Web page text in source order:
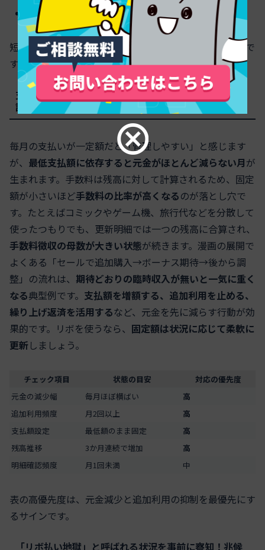
明細の更新で元金減少の遅さを必ず確認する
短期での快適さより、長期の支払総額を見る視点が重要で
す。
支払い額が固定だと見えない負担がドンドン増える？
読めば納得の具体例
毎月の支払いが一定額だと「管理しやすい」と感じます
が、 最低支払額に依存すると元金がほとんど減らない月が
生まれます。手数料は残高に対して計算されるため、固定
額が小さいほど手数料の比率が高くなるのが落とし穴で
す。たとえばコミックやゲーム機、旅行代などを分散して
使ったつもりでも、更新明細では一つの残高に合算され、
手数料徴収の母数が大きい状態が続きます。漫画の展開で
よくある「セールで追加購入→ボーナス期待→後から調
整」の流れは、 期待どおりの臨時収入が無いと一気に重く
なる典型例です。 支払額を増額する、追加利用を止める、
繰り上げ返済を活用するなど、元金を先に減らす行動が効
果的です。リボを使うなら、 固定額は状況に応じて柔軟に
更新しましょう。
チェック項目 状態の目安
対応の優先度
元金の減少幅
毎月ほぼ横ばい
高
追加利用頻度
月2回以上
高
支払額設定
最低額のまま固定
高
残高推移
3か月連続で増加
高
明細確認頻度
月1回未満 中
表の高優先度は、元金減少と追加利用の抑制を最優先にす
るサインです。
「リボ払い地獄」と呼ばれる状況を事前に察知！兆候